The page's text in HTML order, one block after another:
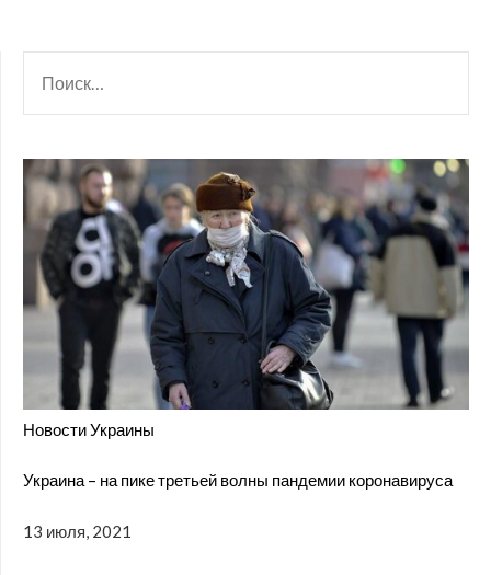
Новости Украины
Украина – на пике третьей волны пандемии коронавируса
13 июля, 2021